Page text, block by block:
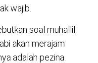
wajib.
soal muhallil
akan merajam
adalah pezina.